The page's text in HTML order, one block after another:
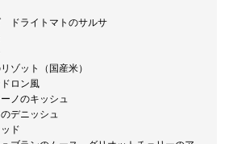
ドライトマトのサルサ
ゾット（国産米）
ロン風
ノのキッシュ
デニッシュ
ド